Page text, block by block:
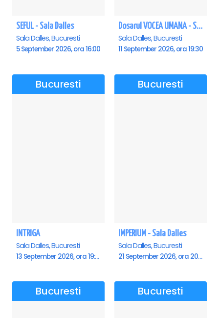
SEFUL - Sala Dalles
Sala Dalles, Bucuresti
5 September 2026, ora 16:00
Dosarul VOCEA UMANA - Sala Dalles
Sala Dalles, Bucuresti
11 September 2026, ora 19:30
Bucuresti
INTRIGA
Sala Dalles, Bucuresti
13 September 2026, ora 19:00
Bucuresti
IMPERIUM - Sala Dalles
Sala Dalles, Bucuresti
21 September 2026, ora 20:00
Bucuresti Bucuresti